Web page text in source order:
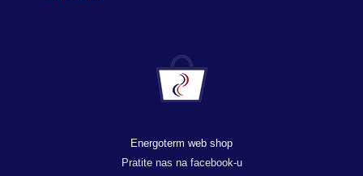
Energoterm web shop
Pratite nas na facebook-u